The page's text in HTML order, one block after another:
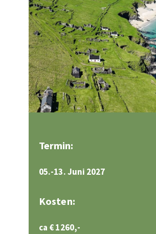
Termin:
05.-13. Juni 2027
Kosten:
ca € 1260,-